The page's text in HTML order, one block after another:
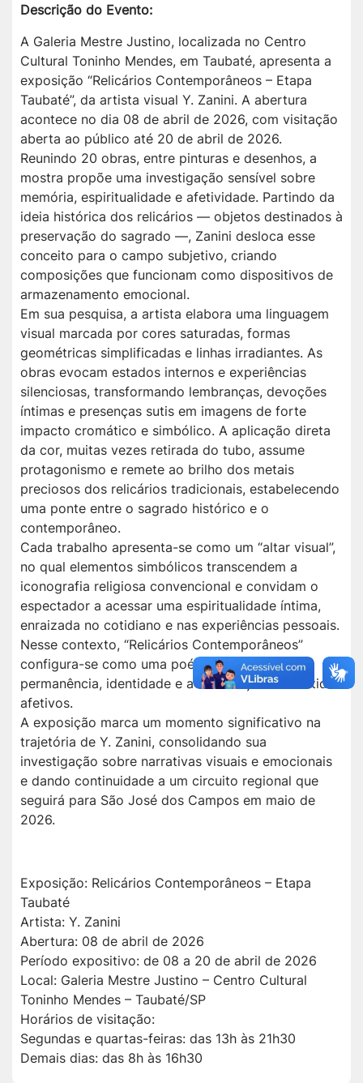
Descrição do Evento:
A Galeria Mestre Justino, localizada no Centro
Cultural Toninho Mendes, em Taubaté, apresenta a
exposição “Relicários Contemporâneos – Etapa
Taubaté”, da artista visual Y. Zanini. A abertura
acontece no dia 08 de abril de 2026, com visitação
aberta ao público até 20 de abril de 2026.
Reunindo 20 obras, entre pinturas e desenhos, a
mostra propõe uma investigação sensível sobre
memória, espiritualidade e afetividade. Partindo da
ideia histórica dos relicários — objetos destinados à
preservação do sagrado —, Zanini desloca esse
conceito para o campo subjetivo, criando
composições que funcionam como dispositivos de
armazenamento emocional.
Em sua pesquisa, a artista elabora uma linguagem
visual marcada por cores saturadas, formas
geométricas simplificadas e linhas irradiantes. As
obras evocam estados internos e experiências
silenciosas, transformando lembranças, devoções
íntimas e presenças sutis em imagens de forte
impacto cromático e simbólico. A aplicação direta
da cor, muitas vezes retirada do tubo, assume
protagonismo e remete ao brilho dos metais
preciosos dos relicários tradicionais, estabelecendo
uma ponte entre o sagrado histórico e o
contemporâneo.
Cada trabalho apresenta-se como um “altar visual”,
no qual elementos simbólicos transcendem a
iconografia religiosa convencional e convidam o
espectador a acessar uma espiritualidade íntima,
enraizada no cotidiano e nas experiências pessoais.
Nesse contexto, “Relicários Contemporâneos”
configura-se como uma poética visual sobre
permanência, identidade e a construção de sentidos
afetivos.
A exposição marca um momento significativo na
trajetória de Y. Zanini, consolidando sua
investigação sobre narrativas visuais e emocionais
e dando continuidade a um circuito regional que
seguirá para São José dos Campos em maio de
2026.
Exposição: Relicários Contemporâneos – Etapa
Taubaté
Artista: Y. Zanini
Abertura: 08 de abril de 2026
Período expositivo: de 08 a 20 de abril de 2026
Local: Galeria Mestre Justino – Centro Cultural
Toninho Mendes – Taubaté/SP
Horários de visitação:
Segundas e quartas-feiras: das 13h às 21h30
Demais dias: das 8h às 16h30